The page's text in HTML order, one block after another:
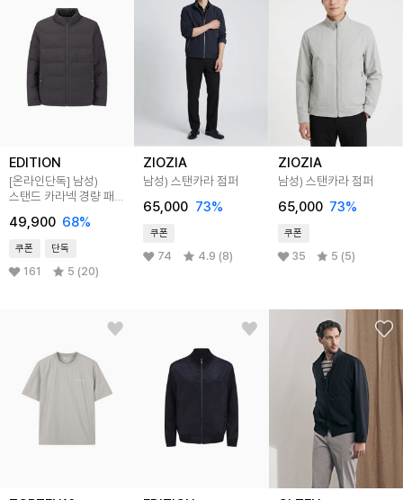
EDITION
[온라인단독] 남성)
스탠드 카라넥 경량 패딩
49,900 68%
쿠폰 단독
161 5 (20)
ZIOZIA
남성) 스탠카라 점퍼
65,000 73%
쿠폰
74 4.9 (8)
ZIOZIA
남성) 스탠카라 점퍼
65,000 73%
쿠폰
35 5 (5)